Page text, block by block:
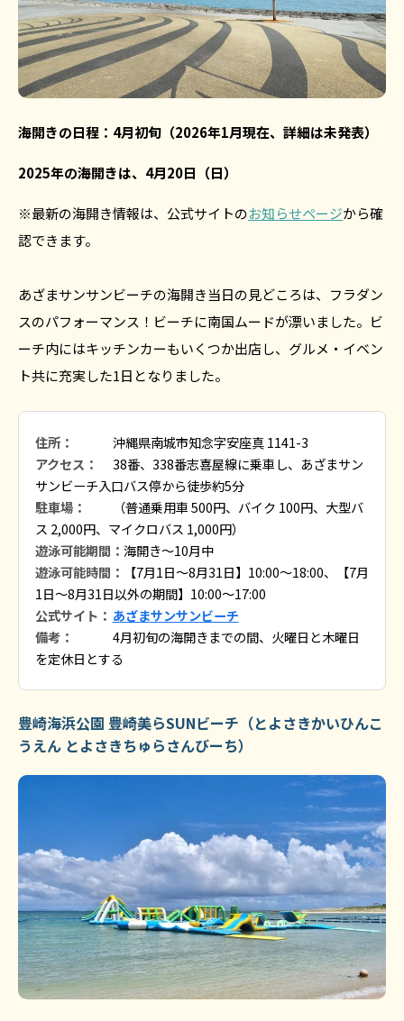
海開きの日程：4月初旬（2026年1月現在、詳細は未発表）
2025年の海開きは、4月20日（日）
※最新の海開き情報は、公式サイトのお知らせページから確
認できます。
あざまサンサンビーチの海開き当日の見どころは、フラダン
スのパフォーマンス！ビーチに南国ムードが漂いました。ビ
ーチ内にはキッチンカーもいくつか出店し、グルメ・イベン
ト共に充実した1日となりました。
住所：
沖縄県南城市知念字安座真 1141-3
アクセス：
38番、338番志喜屋線に乗車し、あざまサン
サンビーチ入口バス停から徒歩約5分
駐車場：
（普通乗用車 500円、バイク 100円、大型バ
ス 2,000円、マイクロバス 1,000円）
遊泳可能期間： 海開き〜10月中
遊泳可能時間：
【7月1日～8月31日】10:00〜18:00、【7月
1日～8月31日以外の期間】10:00〜17:00
公式サイト： あざまサンサンビーチ
備考：
4月初旬の海開きまでの間、火曜日と木曜日
を定休日とする
豊崎海浜公園 豊崎美らSUNビーチ（とよさきかいひんこ
うえん とよさきちゅらさんびーち）